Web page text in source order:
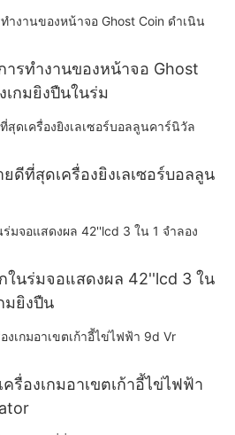
รทำงานของหน้าจอ Ghost
เกมยิงปืนในร่ม
ดีที่สุดเครื่องยิงเลเซอร์บอลลูน
ในร่มจอแสดงผล 42''lcd 3 ใน
มยิงปืน
รื่องเกมอาเขตเก้าอี้ไข่ไฟฟ้า